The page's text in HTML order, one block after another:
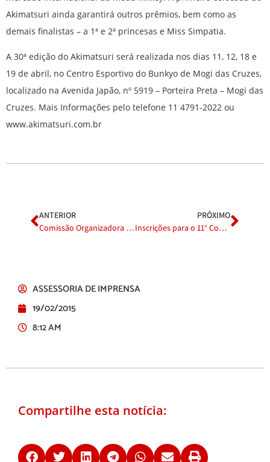
Akimatsuri ainda garantirá outros prêmios, bem como as
demais finalistas – a 1ª e 2ª princesas e Miss Simpatia.
A 30ª edição do Akimatsuri será realizada nos dias 11, 12, 18 e
19 de abril, no Centro Esportivo do Bunkyo de Mogi das Cruzes,
localizado na Avenida Japão, nº 5919 – Porteira Preta – Mogi das
Cruzes. Mais Informações pelo telefone 11 4791-2022 ou
www.akimatsuri.com.br
ANTERIOR
Comissão Organizadora comemora o sucesso do primeiro final de semana do Akimatsuri
PRÓXIMO
Inscrições para o 11° Concurso Miss e Mister Akimatsuri Júnior estão abertas
ASSESSORIA DE IMPRENSA
19/02/2015
8:12 AM
Compartilhe esta notícia: